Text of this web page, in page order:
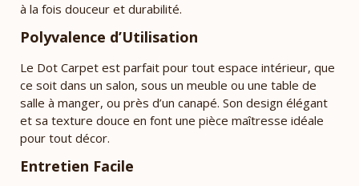
à la fois douceur et durabilité.
Polyvalence d’Utilisation
Le Dot Carpet est parfait pour tout espace intérieur, que
ce soit dans un salon, sous un meuble ou une table de
salle à manger, ou près d’un canapé. Son design élégant
et sa texture douce en font une pièce maîtresse idéale
pour tout décor.
Entretien Facile